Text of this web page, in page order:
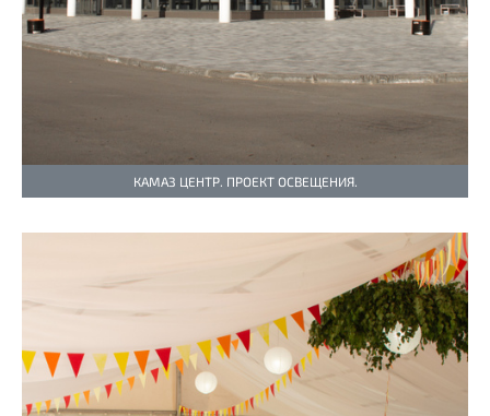
КАМАЗ ЦЕНТР. ПРОЕКТ ОСВЕЩЕНИЯ.